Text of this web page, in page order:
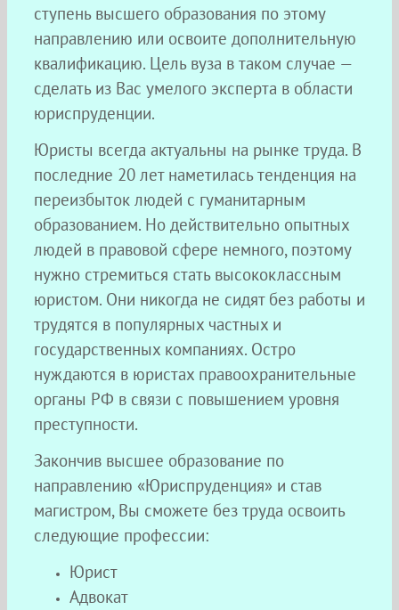
ступень высшего образования по этому
направлению или освоите дополнительную
квалификацию. Цель вуза в таком случае —
сделать из Вас умелого эксперта в области
юриспруденции.
Юристы всегда актуальны на рынке труда. В
последние 20 лет наметилась тенденция на
переизбыток людей с гуманитарным
образованием. Но действительно опытных
людей в правовой сфере немного, поэтому
нужно стремиться стать высококлассным
юристом. Они никогда не сидят без работы и
трудятся в популярных частных и
государственных компаниях. Остро
нуждаются в юристах правоохранительные
органы РФ в связи с повышением уровня
преступности.
Закончив высшее образование по
направлению «Юриспруденция» и став
магистром, Вы сможете без труда освоить
следующие профессии:
Юрист
Адвокат